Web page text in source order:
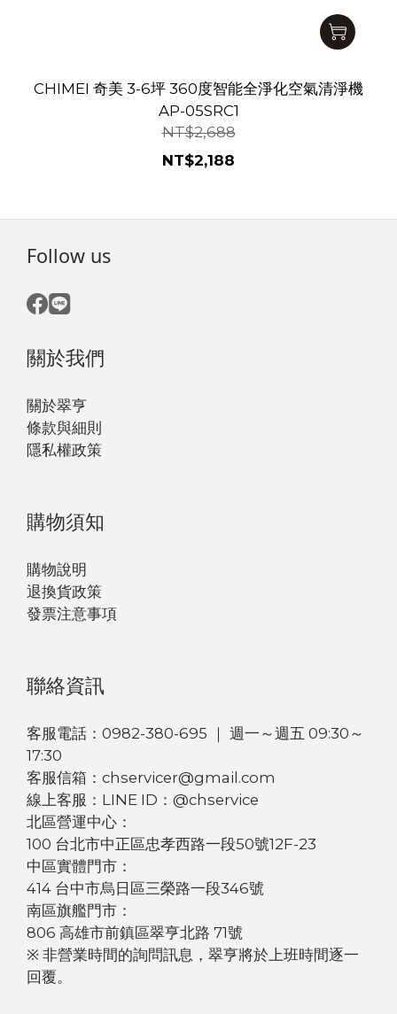
CHIMEI 奇美 3-6坪 360度智能全淨化空氣清淨機
AP-05SRC1
NT$2,688
NT$2,188
Follow us
關於我們
關於翠亨
條款與細則
隱私權政策
購物須知
購物說明
退換貨政策
發票注意事項
聯絡資訊
客服電話：0982-380-695 ｜ 週一～週五 09:30～
17:30
客服信箱：chservicer@gmail.com
線上客服：LINE ID：@chservice
北區營運中心：
100 台北市中正區忠孝西路一段50號12F-23
中區實體門市：
414 台中市烏日區三榮路一段346號
南區旗艦門市：
806 高雄市前鎮區翠亨北路 71號
※ 非營業時間的詢問訊息，翠亨將於上班時間逐一
回覆。